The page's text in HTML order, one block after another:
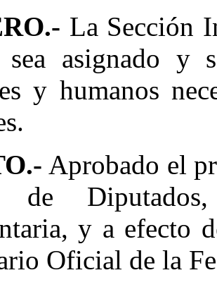
La Sección
asignado y
y humanos
Aprobado el
de
y a efecto
Oficial de la